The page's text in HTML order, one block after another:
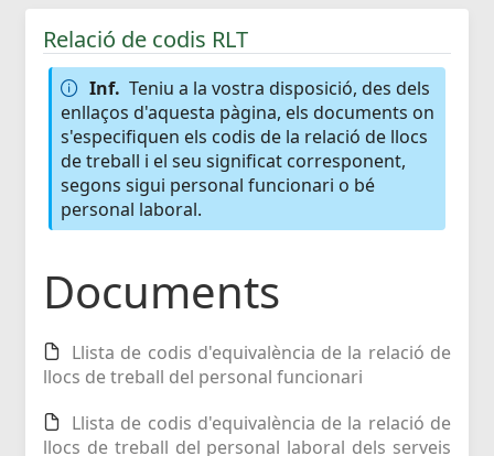
Relació de codis RLT
Inf. Teniu a la vostra disposició, des dels
enllaços d'aquesta pàgina, els documents on
s'especifiquen els codis de la relació de llocs
de treball i el seu significat corresponent,
segons sigui personal funcionari o bé
personal laboral.
Documents
Llista de codis d'equivalència de la relació de
llocs de treball del personal funcionari
Llista de codis d'equivalència de la relació de
llocs de treball del personal laboral dels serveis